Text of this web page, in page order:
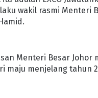
wakil rasmi Menteri
Menteri Besar
maju menjelang tahun